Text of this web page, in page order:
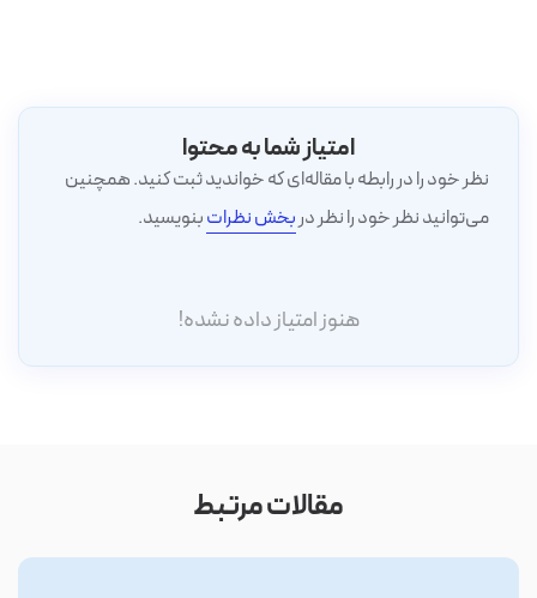
امتیاز شما به محتوا
نظر خود را در رابطه با مقاله‌ای که خواندید ثبت کنید. همچنین
می‌توانید نظر خود را نظر دربخش نظراتبنویسید.
هنوز امتیاز داده نشده!
مقالات مرتبط